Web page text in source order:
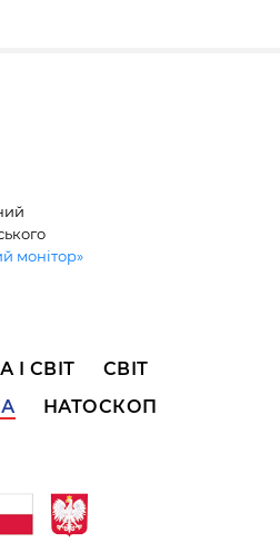
монітор»
СВІТ
СВІТ
НАТОСКОП